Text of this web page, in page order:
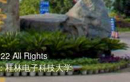
All Rights
桂林电子科技大学